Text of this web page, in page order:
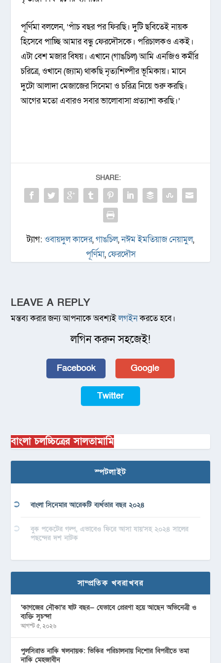
পূর্ণিমা বললেন, ‘পাঁচ বছর পর ফিরছি। দুটি ছবিতেই নায়ক
হিসেবে পাচ্ছি আমার বন্ধু ফেরদৌসকে। পরিচালকও একই।
এটা বেশ মজার বিষয়। এখানে (গাঙচিল) আমি এনজিও কর্মীর
চরিত্রে, ওখানে (জ্যাম) থাকছি নৃত্যশিল্পীর ভূমিকায়। মানে
দুটো আলাদা মেজাজের সিনেমা ও চরিত্র নিয়ে শুরু করছি।
আগের মতো এবারও সবার ভালোবাসা প্রত্যাশা করছি।’
SHARE:
ট্যাগ: ওবায়দুল কাদের,গাঙচিল,নঈম ইমতিয়াজ নেয়ামুল,
পূর্ণিমা,ফেরদৌস
LEAVE A REPLY
মন্তব্য করার জন্য আপনাকে অবশ্যইলগইনকরতে হবে।
লগিন করুন সহজেই!
Facebook Google
Twitter
বাংলা চলচ্চিত্রের সালতামামি
স্পটলাইট
বাংলা সিনেমার আরেকটি ব্যর্থতার বছর ২০২৪
বুক পকেটের গল্প, এভাবেও ফিরে আসা যায়’সহ ২০২৪ সালের
পছন্দের দশ নাটক
সাম্প্রতিক খবরাখবর
‘কাগজের নৌকা’র ষাট বছর— যেভাবে প্রেরণা হয়ে আছেন অভিনেত্রী ও
ব্যক্তি সুচন্দা
আগস্ট ৫, ২০২৬
পুলসিরাত নাকি খলনায়ক: ভিকির পরিচালনায় নিশোর বিপরীতে তমা
নাকি মেহজাবীন